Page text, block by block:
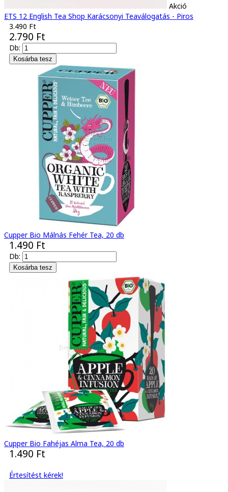
Akció
ETS 12 English Tea Shop Karácsonyi Teaválogatás - Piros
3.490 Ft
2.790 Ft
Db:
Cupper Bio Málnás Fehér Tea, 20 db
1.490 Ft
Db:
Cupper Bio Fahéjas Alma Tea, 20 db
1.490 Ft
Értesítést kérek!